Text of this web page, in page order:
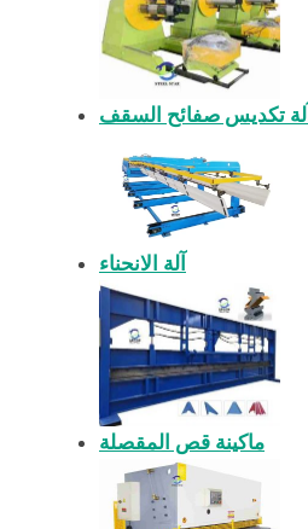
آلة تكديس صفائح السقف
آلة الانحناء
ماكينة قص المقصلة